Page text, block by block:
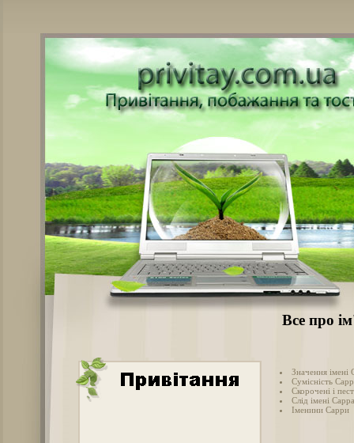
Все про
Значення імені
Сумісність
Скорочені і
Слід імені Сарра
Іменини Сарри